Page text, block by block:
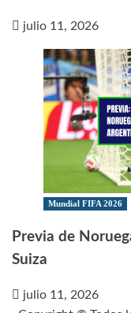
julio 11, 2026
Mundial FIFA 2026
Previa de
Suiza
julio 11, 2026